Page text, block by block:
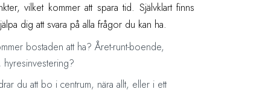
vilket kommer att spara tid. Självklart finns
dig att svara på alla frågor du kan ha.
bostaden att ha? Året-runt-boende,
du att bo i centrum, nära allt, eller i ett